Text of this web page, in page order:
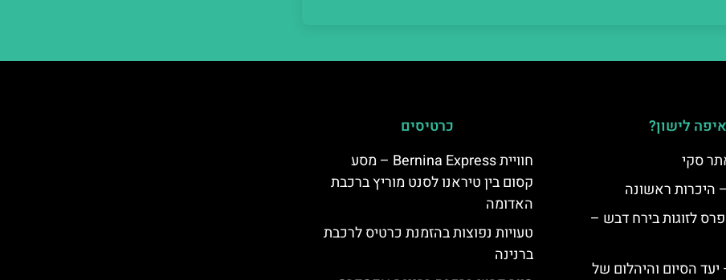
איפה לישון?
סקי
היכרות ראשונה
לזוגות בירח דבש –
הסיום והיהלום של
כרטיסים
חוויית Bernina Express – מסע
קסום בין טיראנו לסנט מוריץ ברכבת
האדומה
טעויות נפוצות בהזמנת כרטיס לרכבת
ברנינה